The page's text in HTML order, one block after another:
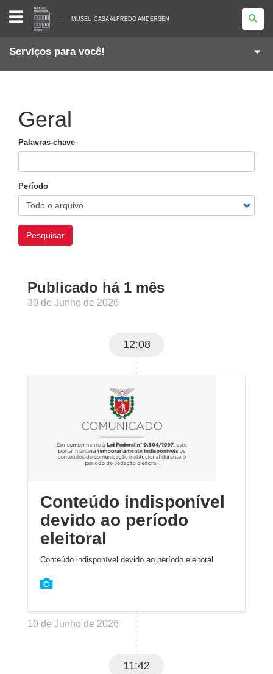
MUSEU
CASA
ALFREDO
MUSEU CASA ALFREDO ANDERSEN
Serviços para você!
Geral
Palavras-chave
Período
Pesquisar
Publicado há 1 mês
30 de Junho de 2026
12:08
Conteúdo indisponível
devido ao período
eleitoral
Conteúdo indisponível devido ao período eleitoral
10 de Junho de 2026
11:42